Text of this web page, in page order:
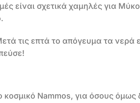
είναι σχετικά χαμηλές για
τις επτά το απόγευμα τα νερά
κοσμικό Nammos, για όσους